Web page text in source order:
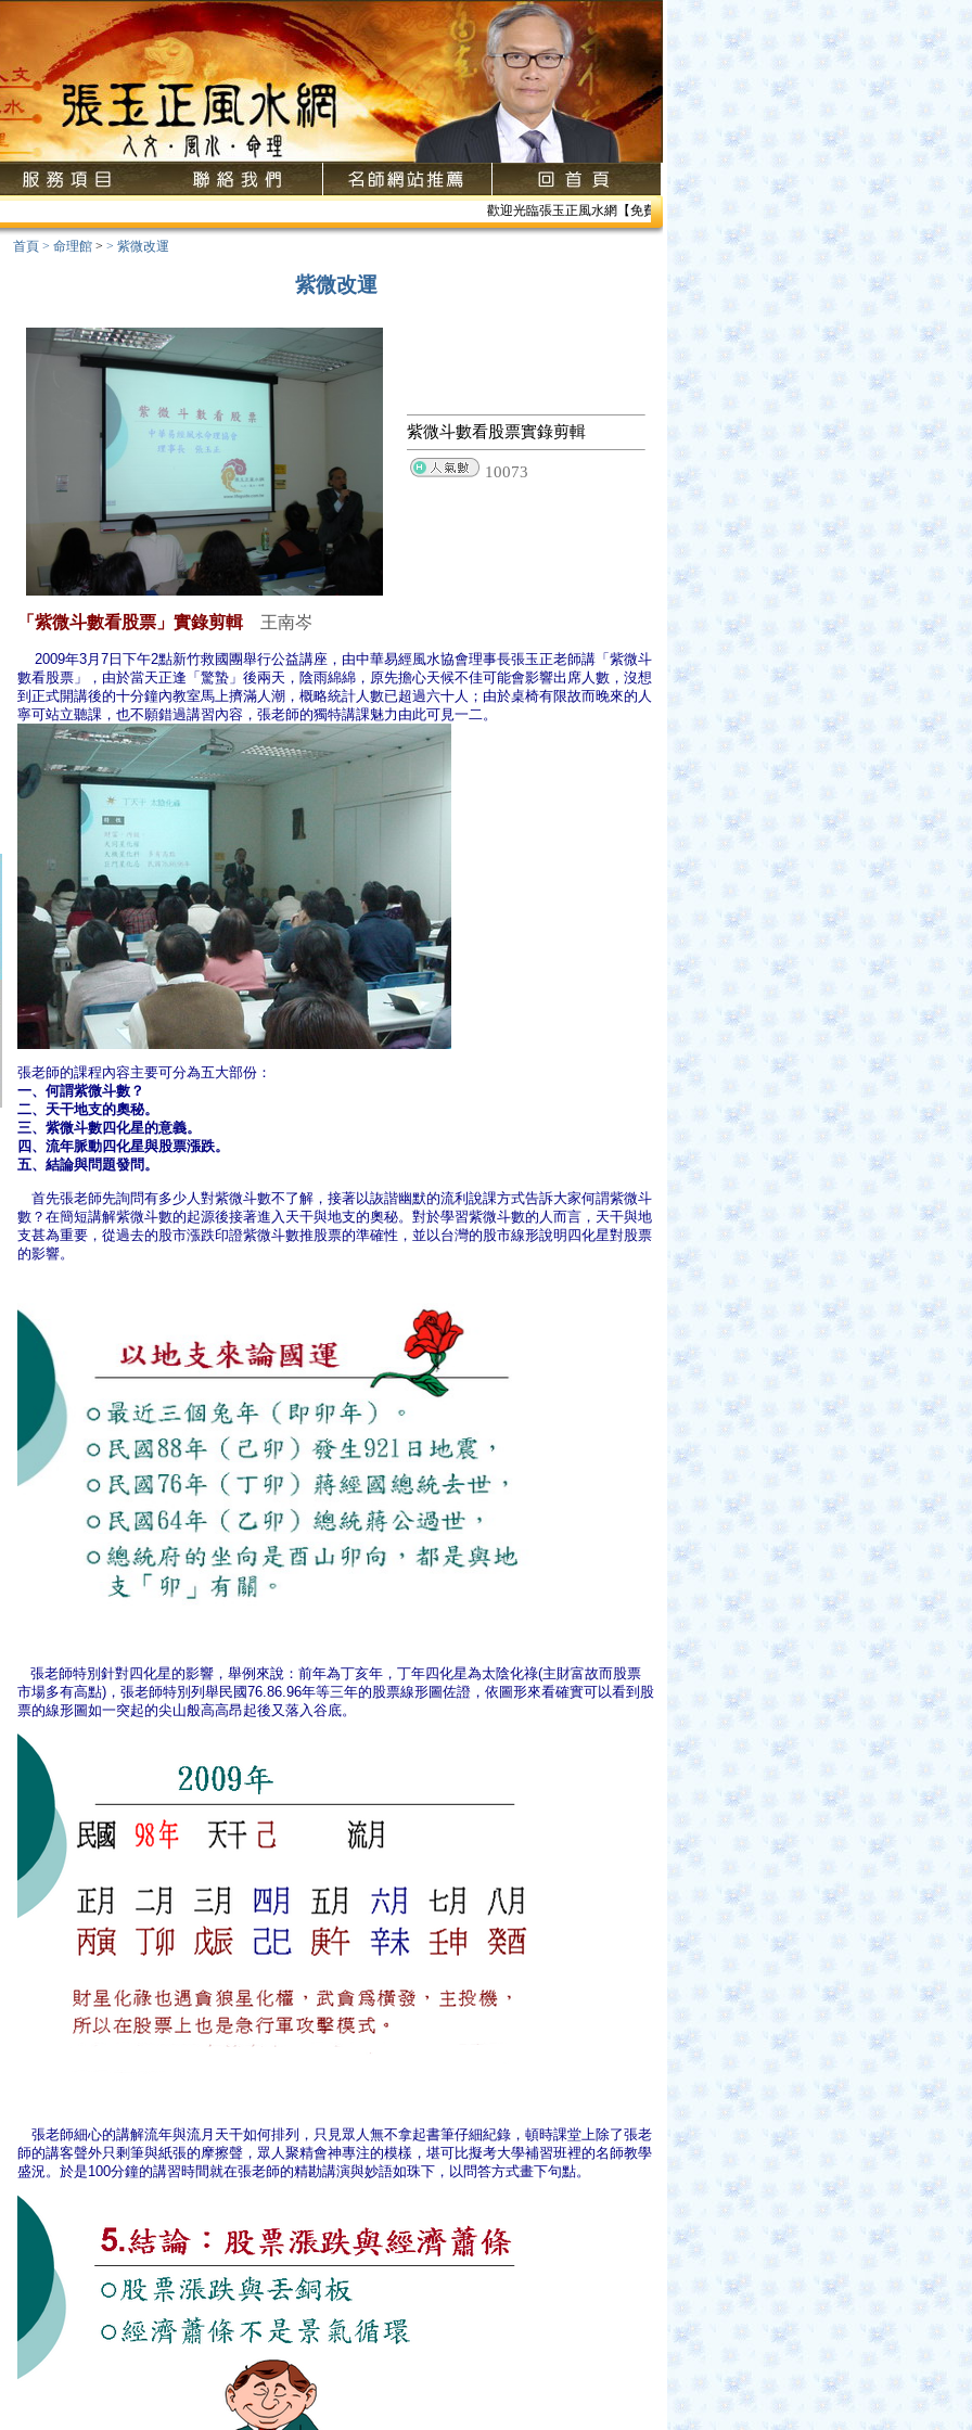
歡迎光臨張玉正風水網【免費網路線上教學】【風水館】1.居家風水2.企業風水3.帝
首頁 > 命理館 > > 紫微改運
紫微改運
紫微斗數看股票實錄剪輯
10073
「紫微斗數看股票」實錄剪輯王南岑
2009年3月7日下午2點新竹救國團舉行公益講座，由中華易經風水協會理事長張玉正老師講「紫微斗
數看股票」，由於當天正逢「驚蟄」後兩天，陰雨綿綿，原先擔心天候不佳可能會影響出席人數，沒想
到正式開講後的十分鐘內教室馬上擠滿人潮，概略統計人數已超過六十人；由於桌椅有限故而晚來的人
寧可站立聽課，也不願錯過講習內容，張老師的獨特講課魅力由此可見一二。
張老師的課程內容主要可分為五大部份：
一、何謂紫微斗數？
二、天干地支的奧秘。
三、紫微斗數四化星的意義。
四、流年脈動四化星與股票漲跌。
五、結論與問題發問。
首先張老師先詢問有多少人對紫微斗數不了解，接著以詼諧幽默的流利說課方式告訴大家何謂紫微斗
數？在簡短講解紫微斗數的起源後接著進入天干與地支的奧秘。對於學習紫微斗數的人而言，天干與地
支甚為重要，從過去的股市漲跌印證紫微斗數推股票的準確性，並以台灣的股市線形說明四化星對股票
的影響。
張老師特別針對四化星的影響，舉例來說：前年為丁亥年，丁年四化星為太陰化祿(主財富故而股票
市場多有高點)，張老師特別列舉民國76.86.96年等三年的股票線形圖佐證，依圖形來看確實可以看到股
票的線形圖如一突起的尖山般高高昂起後又落入谷底。
張老師細心的講解流年與流月天干如何排列，只見眾人無不拿起書筆仔細紀錄，頓時課堂上除了張老
師的講客聲外只剩筆與紙張的摩擦聲，眾人聚精會神專注的模樣，堪可比擬考大學補習班裡的名師教學
盛況。於是100分鐘的講習時間就在張老師的精勘講演與妙語如珠下，以問答方式畫下句點。